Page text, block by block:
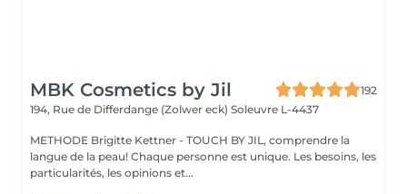
MBK Cosmetics by Jil
192
194, Rue de Differdange (Zolwer eck) Soleuvre L-4437
METHODE Brigitte Kettner - TOUCH BY JIL, comprendre la
langue de la peau! Chaque personne est unique. Les besoins, les
particularités, les opinions et...